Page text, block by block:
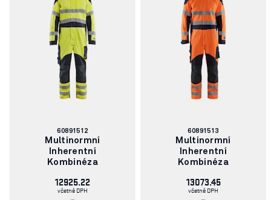
Číslo
článku:
60891512
Multinormní
Inherentní
Kombinéza
12925.22
včetně DPH
Číslo
článku:
60891513
Multinormní
Inherentní
Kombinéza
13073.45
včetně DPH